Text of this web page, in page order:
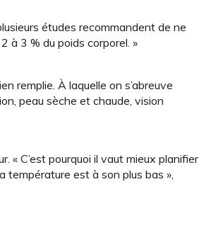
études recommandent de ne
à 3 % du poids corporel. »
remplie. À laquelle on s’abreuve
peau sèche et chaude, vision
« C’est pourquoi il vaut mieux planifier
température est à son plus bas »,